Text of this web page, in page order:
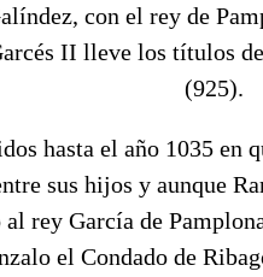
con el rey de
II lleve los títulos
(925).
hasta el año 1035 en
sus hijos y aunque
rey García de
el Condado de